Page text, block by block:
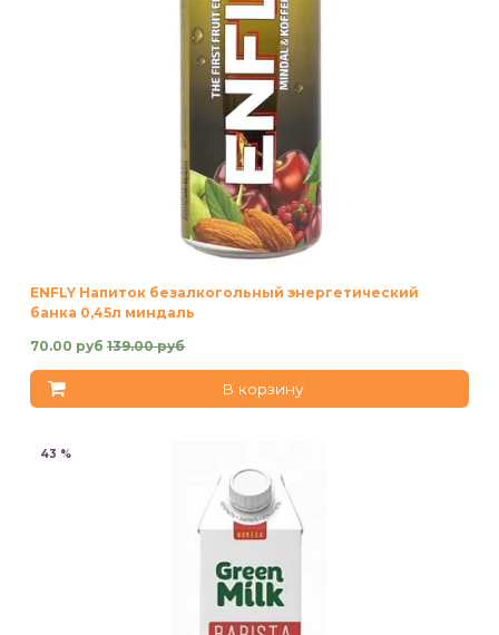
ENFLY Напиток безалкогольный энергетический
банка 0,45л миндаль
70.00 руб 139.00 руб
В корзину
43 %